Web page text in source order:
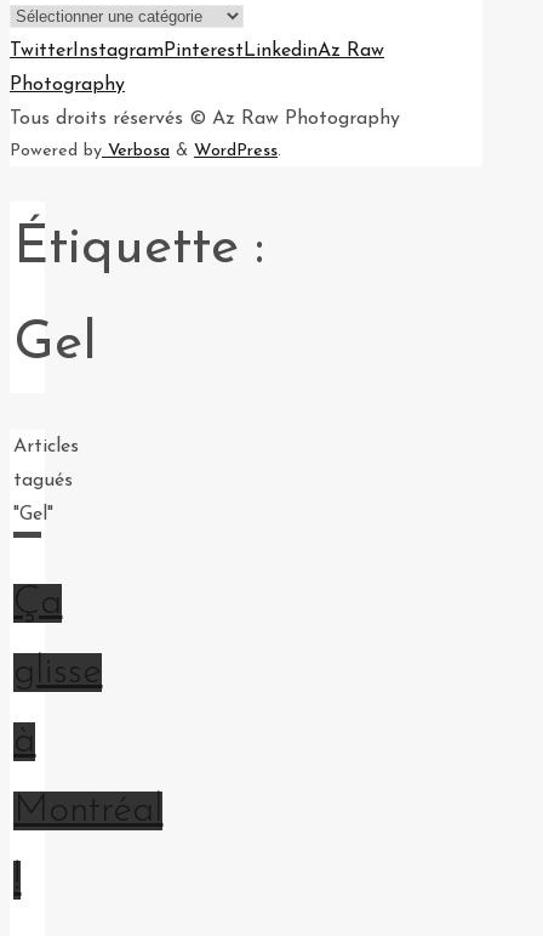
Catégories
Twitter InstagramPinterest LinkedinAz Raw
Photography
Tous droits réservés © Az Raw Photography
Powered by Verbosa & WordPress.
Étiquette :
Gel
Home
Articles
tagués
"Gel"
Ça
glisse
à
Montréal
!